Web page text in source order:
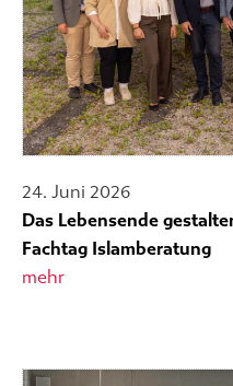
24. Juni 2026
Das Lebensende
Fachtag Islamberatung
mehr